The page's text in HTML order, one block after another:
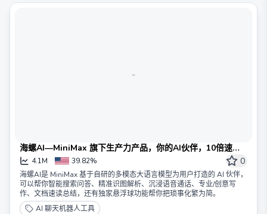
海螺AI—MiniMax 旗下生产力产品，你的AI伙伴，10倍速提
升工作学习效率
4.1M 39.82% 0
海螺AI是 MiniMax 基于自研的多模态大语言模型为用户打造的 AI 伙伴，
可以帮你智能搜索问答、精准识图解析、沉浸语音通话、专业/创意写
作、文档速读总结，还有独家悬浮球功能帮你把琐事化繁为简。
AI 聊天机器人工具